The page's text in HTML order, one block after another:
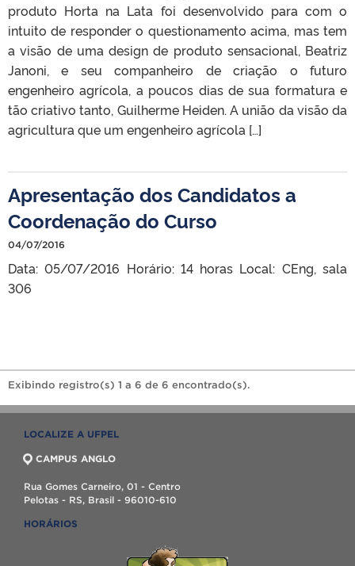
produto Horta na Lata foi desenvolvido para com o
intuito de responder o questionamento acima, mas tem
a visão de uma design de produto sensacional, Beatriz
Janoni, e seu companheiro de criação o futuro
engenheiro agrícola, a poucos dias de sua formatura e
tão criativo tanto, Guilherme Heiden. A união da visão da
agricultura que um engenheiro agrícola […]
Apresentação dos Candidatos a
Coordenação do Curso
04/07/2016
Data: 05/07/2016 Horário: 14 horas Local: CEng, sala
306
Exibindo registro(s) 1 a 6 de 6 encontrado(s).
LOCALIZE A UFPEL
CAMPUS ANGLO
Rua Gomes Carneiro, 01 - Centro
Pelotas - RS, Brasil - 96010-610
HORÁRIOS